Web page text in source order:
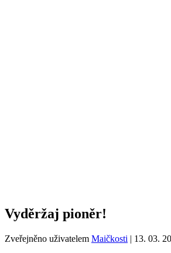
Vyděržaj pioněr!
Zveřejněno uživatelem Maičkosti | 13. 03.